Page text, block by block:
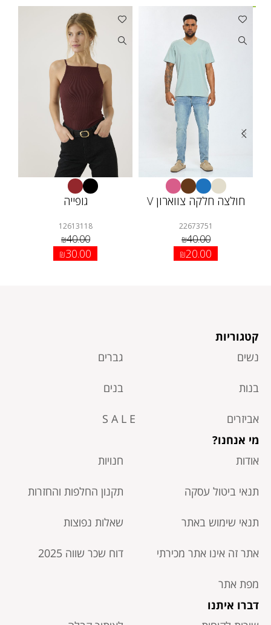
חולצה חלקה צווארון V
22673751
₪40.00
₪20.00
גופייה
12613118
₪40.00
₪30.00
קטגוריות
נשים
גברים
בנות בנים
אביזרים
S A L E
מי אנחנו?
אודות
חנויות
תנאי ביטול עסקה​ תקנון החלפות והחזרות
תנאי שימוש באתר שאלות נפוצות
אתר זה אינו אתר מכירתי דוח שכר שווה 2025
מפת אתר
דברו איתנו